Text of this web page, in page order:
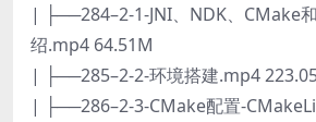
| ├──284–2-1-JNI、NDK、CMake
绍.mp4 64.51M
| ├──285–2-2-环境搭建.mp4
| ├──286–2-3-CMake配置-